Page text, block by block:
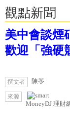
觀點新聞
美中會談煙
歡迎「強硬
撰文者 陳苓
來源
MoneyDJ 理財